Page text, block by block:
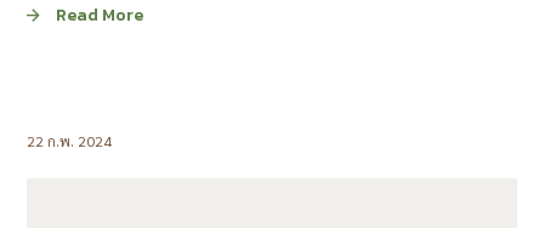
Read More
22 ก.พ. 2024